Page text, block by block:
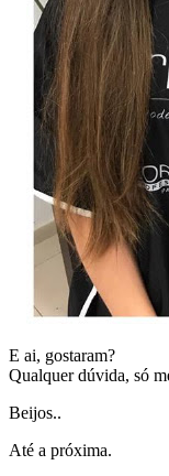
E ai, gostaram?
Qualquer dúvida, só
Beijos..
Até a próxima.